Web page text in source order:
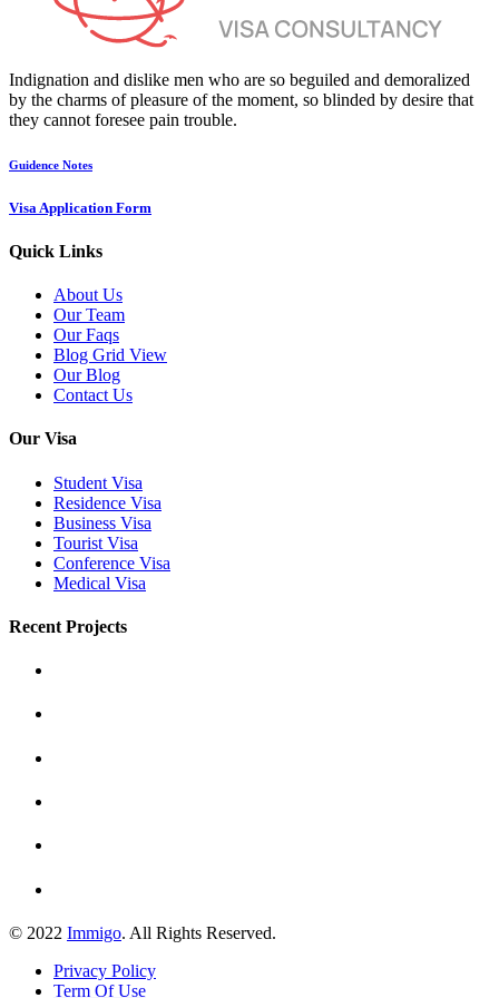
Indignation and dislike men who are so beguiled and demoralized
by the charms of pleasure of the moment, so blinded by desire that
they cannot foresee pain trouble.
Guidence Notes
Visa Application Form
Quick Links
About Us
Our Team
Our Faqs
Blog Grid View
Our Blog
Contact Us
Our Visa
Student Visa
Residence Visa
Business Visa
Tourist Visa
Conference Visa
Medical Visa
Recent Projects
© 2022 Immigo. All Rights Reserved.
Privacy Policy
Term Of Use